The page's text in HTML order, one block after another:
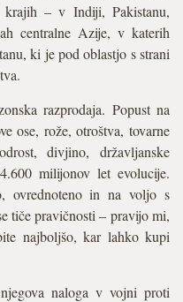
– v Indiji, Pakistanu,
centralne Azije, v katerih
ki je pod oblastjo s strani
razprodaja. Popust na
ose, rože, otroštva, tovarne
divjino, državljanske
milijonov let evolucije.
ovrednoteno in na voljo s
tiče pravičnosti – pravijo mi,
najboljšo, kar lahko kupi
naloga v vojni proti